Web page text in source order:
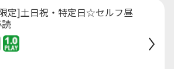
定]土日祝・特定日☆セルフ昼